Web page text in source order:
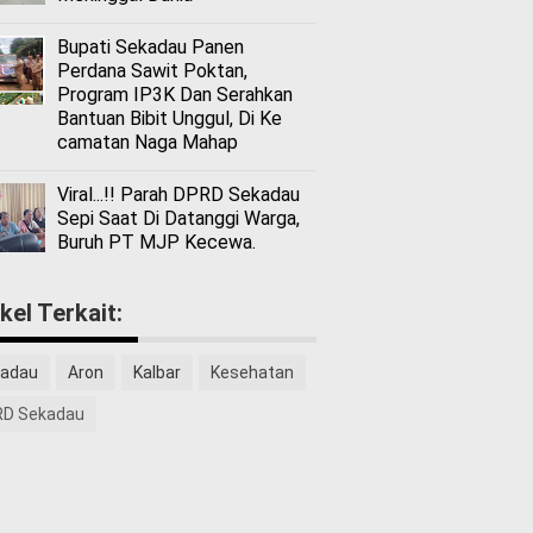
Bupati Sekadau Panen
Perdana Sawit Poktan,
Program IP3K Dan Serahkan
Bantuan Bibit Unggul, Di Ke
camatan Naga Mahap
Viral...!! Parah DPRD Sekadau
Sepi Saat Di Datanggi Warga,
Buruh PT MJP Kecewa.
Terkait:
Aron Kalbar Kesehatan
Sekadau